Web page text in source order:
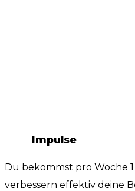
Impulse
Du bekommst pro Woche
verbessern effektiv deine